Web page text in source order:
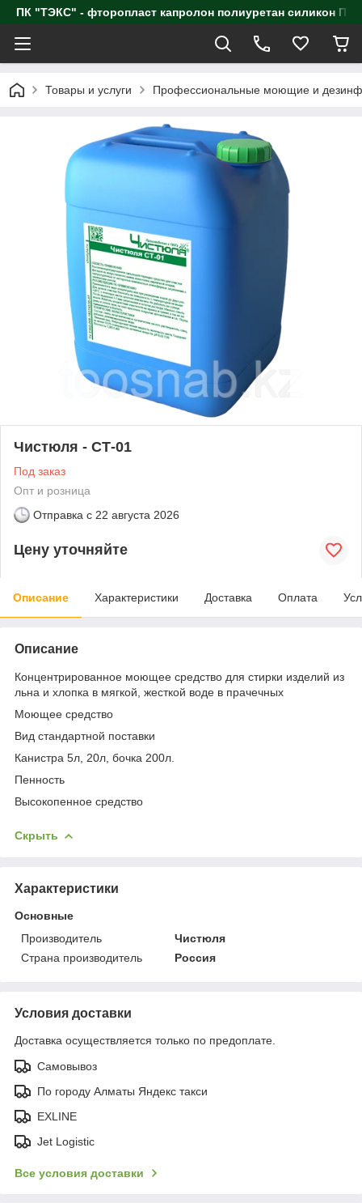
ПК "ТЭКС" - фторопласт капролон полиуретан
Товары и услуги Профессиональные моющие и
Чистюля - СТ-01
Под заказ
Опт и розница
Отправка с 22 августа 2026
Цену уточняйте
Описание Характеристики Доставка Оплата
Описание
Концентрированное моющее средство для стирки изделий из
льна и хлопка в мягкой, жесткой воде в прачечных
Моющее средство
Вид стандартной поставки
Канистра 5л, 20л, бочка 200л.
Пенность
Высокопенное средство
Скрыть
Характеристики
Основные
Производитель
Чистюля
Страна производитель
Россия
Условия доставки
Доставка осуществляется только по предоплате.
Самовывоз
По городу Алматы Яндекс такси
EXLINE
Jet Logistic
Все условия доставки